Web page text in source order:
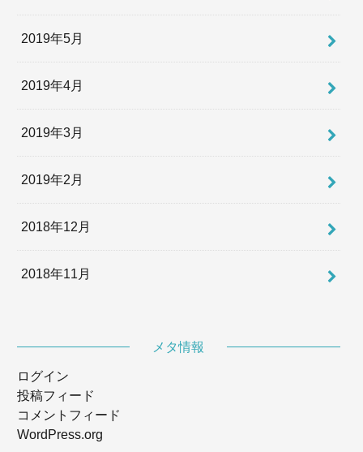
2019年5月
2019年4月
2019年3月
2019年2月
2018年12月
2018年11月
メタ情報
ログイン
投稿フィード
コメントフィード
WordPress.org